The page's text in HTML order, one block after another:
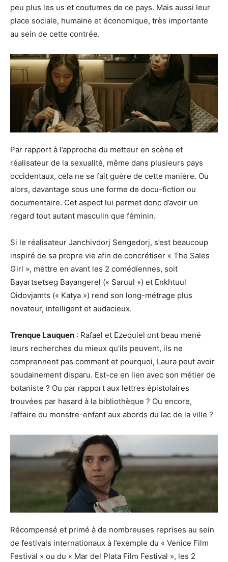
peu plus les us et coutumes de ce pays. Mais aussi leur
place sociale, humaine et économique, très importante
au sein de cette contrée.
Par rapport à l’approche du metteur en scène et
réalisateur de la sexualité, même dans plusieurs pays
occidentaux, cela ne se fait guère de cette manière. Ou
alors, davantage sous une forme de docu-fiction ou
documentaire. Cet aspect lui permet donc d’avoir un
regard tout autant masculin que féminin.
Si le réalisateur Janchivdorj Sengedorj, s’est beaucoup
inspiré de sa propre vie afin de concrétiser « The Sales
Girl », mettre en avant les 2 comédiennes, soit
Bayartsetseg Bayangerel (« Saruul ») et Enkhtuul
Oidovjamts (« Katya ») rend son long-métrage plus
novateur, intelligent et audacieux.
Trenque Lauquen : Rafael et Ezequiel ont beau mené
leurs recherches du mieux qu’ils peuvent, ils ne
comprennent pas comment et pourquoi, Laura peut avoir
soudainement disparu. Est-ce en lien avec son métier de
botaniste ? Ou par rapport aux lettres épistolaires
trouvées par hasard à la bibliothèque ? Ou encore,
l’affaire du monstre-enfant aux abords du lac de la ville ?
Récompensé et primé à de nombreuses reprises au sein
de festivals internationaux à l’exemple du « Venice Film
Festival » ou du « Mar del Plata Film Festival », les 2